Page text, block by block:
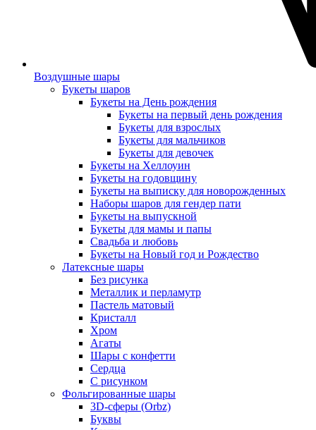
Воздушные шары
Букеты шаров
Букеты на День рождения
Букеты на первый день рождения
Букеты для взрослых
Букеты для мальчиков
Букеты для девочек
Букеты на Хеллоуин
Букеты на годовщину
Букеты на выписку для новорожденных
Наборы шаров для гендер пати
Букеты на выпускной
Букеты для мамы и папы
Свадьба и любовь
Букеты на Новый год и Рождество
Латексные шары
Без рисунка
Металлик и перламутр
Пастель матовый
Кристалл
Хром
Агаты
Шары с конфетти
Сердца
С рисунком
Фольгированные шары
3D-сферы (Orbz)
Буквы